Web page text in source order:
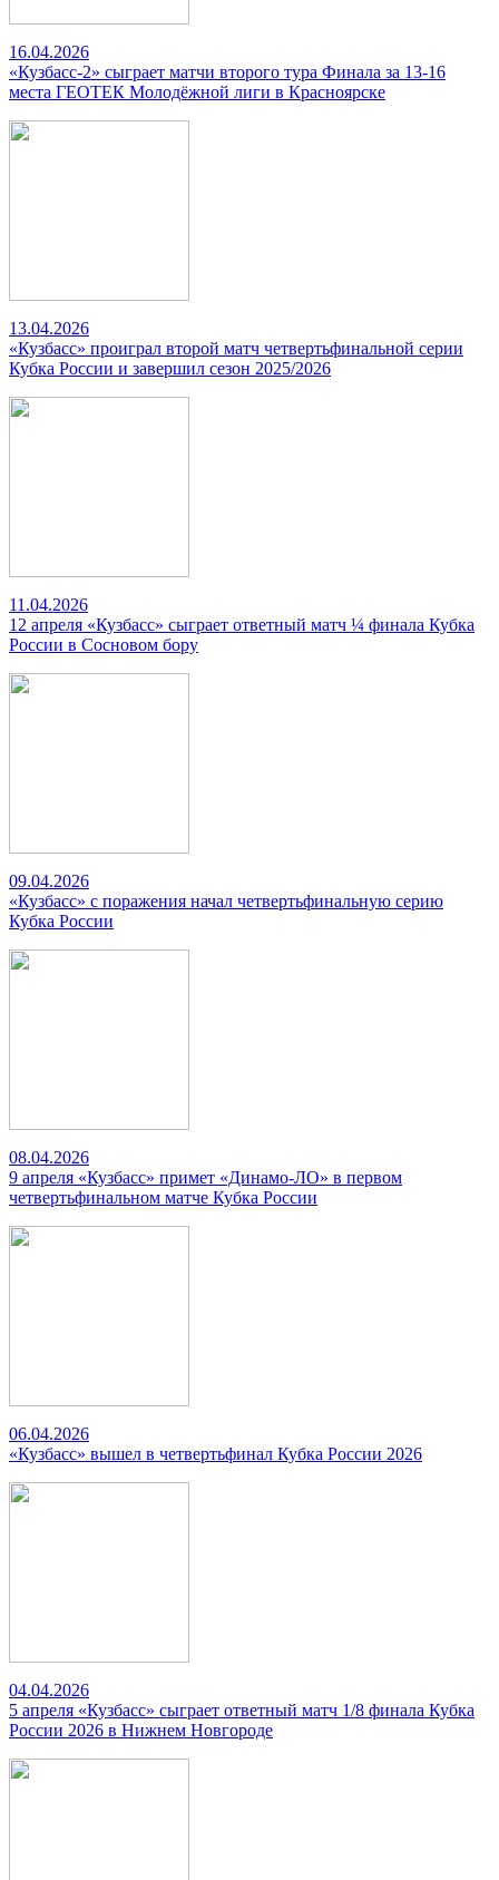
16.04.2026
«Кузбасс-2» сыграет матчи второго тура Финала за 13-16
места ГЕОТЕК Молодёжной лиги в Красноярске
13.04.2026
«Кузбасс» проиграл второй матч четвертьфинальной серии
Кубка России и завершил сезон 2025/2026
11.04.2026
12 апреля «Кузбасс» сыграет ответный матч ¼ финала Кубка
России в Сосновом бору
09.04.2026
«Кузбасс» с поражения начал четвертьфинальную серию
Кубка России
08.04.2026
9 апреля «Кузбасс» примет «Динамо-ЛО» в первом
четвертьфинальном матче Кубка России
06.04.2026
«Кузбасс» вышел в четвертьфинал Кубка России 2026
04.04.2026
5 апреля «Кузбасс» сыграет ответный матч 1/8 финала Кубка
России 2026 в Нижнем Новгороде